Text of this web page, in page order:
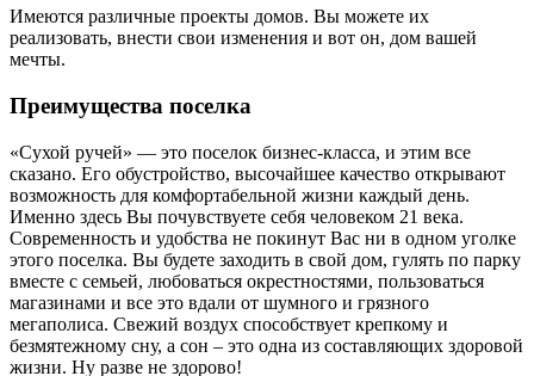
Имеются различные проекты домов. Вы можете их
реализовать, внести свои изменения и вот он, дом вашей
мечты.
Преимущества поселка
«Сухой ручей» — это поселок бизнес-класса, и этим все
сказано. Его обустройство, высочайшее качество открывают
возможность для комфортабельной жизни каждый день.
Именно здесь Вы почувствуете себя человеком 21 века.
Современность и удобства не покинут Вас ни в одном уголке
этого поселка. Вы будете заходить в свой дом, гулять по парку
вместе с семьей, любоваться окрестностями, пользоваться
магазинами и все это вдали от шумного и грязного
мегаполиса. Свежий воздух способствует крепкому и
безмятежному сну, а сон – это одна из составляющих здоровой
жизни. Ну разве не здорово!